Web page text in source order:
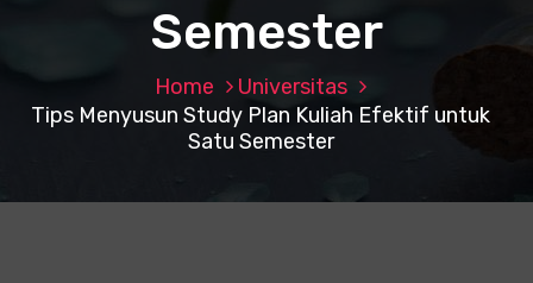
Semester
Home
Universitas
Tips Menyusun Study Plan Kuliah Efektif untuk
Satu Semester